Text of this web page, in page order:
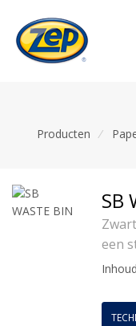
Producten /
SB
een